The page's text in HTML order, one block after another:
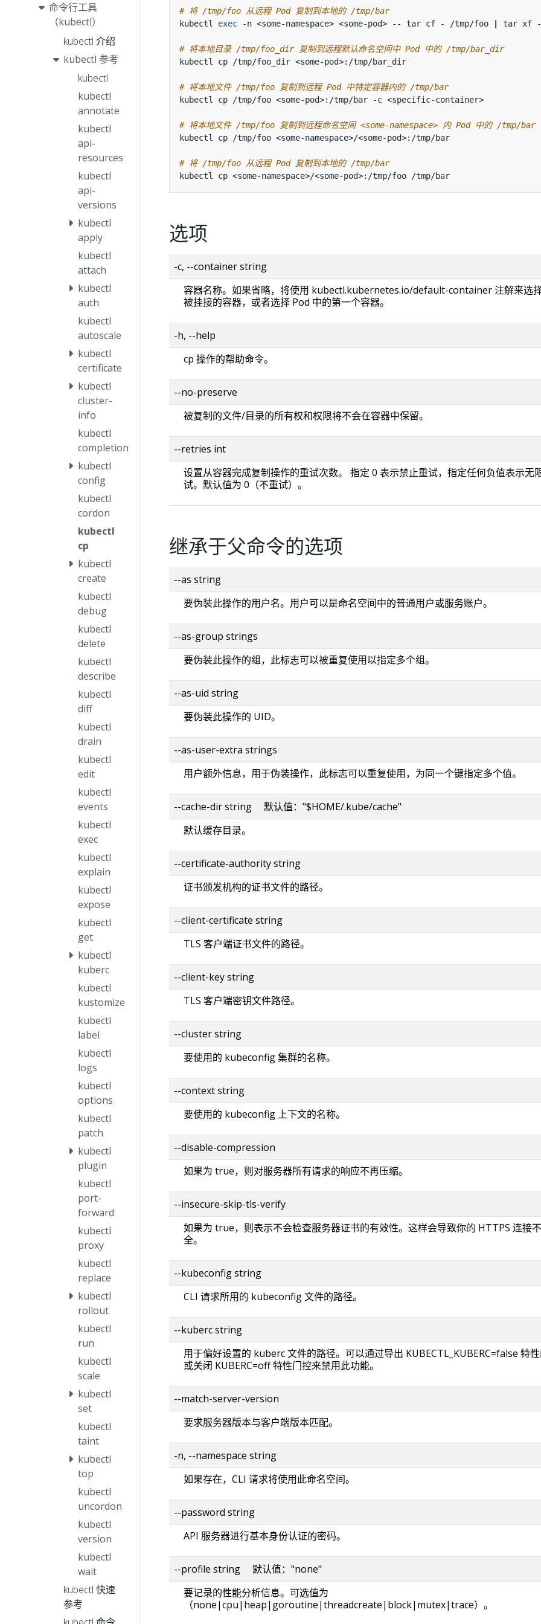
命令行工具
（kubectl）
kubectl 介绍
kubectl 参考
kubectl
kubectl
annotate
kubectl
api-
resources
kubectl
api-
versions
kubectl
apply
kubectl
attach
kubectl
auth
kubectl
autoscale
kubectl
certificate
kubectl
cluster-
info
kubectl
completion
kubectl
config
kubectl
cordon
kubectl
cp
kubectl
create
kubectl
debug
kubectl
delete
kubectl
describe
kubectl
diff
kubectl
drain
kubectl
edit
kubectl
events
kubectl
exec
kubectl
explain
kubectl
expose
kubectl
get
kubectl
kuberc
kubectl
kustomize
kubectl
label
kubectl
logs
kubectl
options
kubectl
patch
kubectl
plugin
kubectl
port-
forward
kubectl
proxy
kubectl
replace
kubectl
rollout
kubectl
run
kubectl
scale
kubectl
set
kubectl
taint
kubectl
top
kubectl
uncordon
kubectl
version
kubectl
wait
kubectl 快速
参考
# 将 /tmp/foo 从远程 Pod 复制到本地的 /tmp/bar
kubectl exec -n <some-namespace> <some-pod> -- tar cf - /tmp/foo
# 将本地目录 /tmp/foo_dir 复制到远程默认命名空间中 Pod 中的 /tmp/bar_dir
# 将本地文件 /tmp/foo 复制到远程 Pod 中特定容器内的 /tmp/bar
# 将本地文件 /tmp/foo 复制到远程命名空间 <some-namespace> 内 Pod 中的 /tmp/bar
# 将 /tmp/foo 从远程 Pod 复制到本地的 /tmp/bar
选项
-c, --container string
容器名称。如果省略，将使用 kubectl.kubernetes.io/default-container 注解来选
被挂接的容器，或者选择 Pod 中的第一个容器。
-h, --help
cp 操作的帮助命令。
--no-preserve
被复制的文件/目录的所有权和权限将不会在容器中保留。
--retries int
设置从容器完成复制操作的重试次数。 指定 0 表示禁止重试，指定任何负值表示无
试。默认值为 0（不重试）。
继承于父命令的选项
--as string
要伪装此操作的用户名。用户可以是命名空间中的普通用户或服务账户。
--as-group strings
要伪装此操作的组，此标志可以被重复使用以指定多个组。
--as-uid string
要伪装此操作的 UID。
--as-user-extra strings
用户额外信息，用于伪装操作，此标志可以重复使用，为同一个键指定多个值。
--cache-dir string 默认值："$HOME/.kube/cache"
默认缓存目录。
--certificate-authority string
证书颁发机构的证书文件的路径。
--client-certificate string
TLS 客户端证书文件的路径。
--client-key string
TLS 客户端密钥文件路径。
--cluster string
要使用的 kubeconfig 集群的名称。
--context string
要使用的 kubeconfig 上下文的名称。
--disable-compression
如果为 true，则对服务器所有请求的响应不再压缩。
--insecure-skip-tls-verify
如果为 true，则表示不会检查服务器证书的有效性。这样会导致你的 HTTPS 连接
全。
--kubeconfig string
CLI 请求所用的 kubeconfig 文件的路径。
--kuberc string
用于偏好设置的 kuberc 文件的路径。可以通过导出 KUBECTL_KUBERC=false 特
或关闭 KUBERC=off 特性门控来禁用此功能。
--match-server-version
要求服务器版本与客户端版本匹配。
-n, --namespace string
如果存在，CLI 请求将使用此命名空间。
--password string
API 服务器进行基本身份认证的密码。
--profile string 默认值："none"
要记录的性能分析信息。可选值为
（none|cpu|heap|goroutine|threadcreate|block|mutex|trace）。